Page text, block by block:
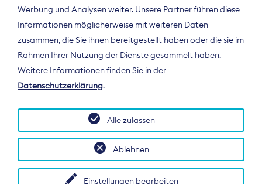
Der Bundesverband Digitalpublisher und
Zeitungsverleger (BDZV) vertritt als
Spitzenorganisation die Interessen der
Deutschland und auf EU-Ebene.
Werbung und Analysen weiter. Unsere Partner führen diese
Informationen möglicherweise mit weiteren Daten
zusammen, die Sie ihnen bereitgestellt haben oder die sie im
Rahmen Ihrer Nutzung der Dienste gesammelt haben.
Weitere Informationen finden Sie in der
Datenschutzerklärung.
Einstellungen bearbeiten
Ablehnen
Alle zulassen